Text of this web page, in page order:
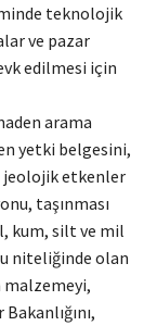
teknolojik
ve pazar
edilmesi için
arama
yetki belgesini,
jeolojik etkenler
taşınması
kum, silt ve mil
niteliğinde olan
malzemeyi,